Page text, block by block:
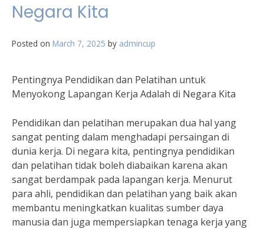
Negara Kita
Posted on March 7, 2025 by admincup
Pentingnya Pendidikan dan Pelatihan untuk
Menyokong Lapangan Kerja Adalah di Negara Kita
Pendidikan dan pelatihan merupakan dua hal yang
sangat penting dalam menghadapi persaingan di
dunia kerja. Di negara kita, pentingnya pendidikan
dan pelatihan tidak boleh diabaikan karena akan
sangat berdampak pada lapangan kerja. Menurut
para ahli, pendidikan dan pelatihan yang baik akan
membantu meningkatkan kualitas sumber daya
manusia dan juga mempersiapkan tenaga kerja yang